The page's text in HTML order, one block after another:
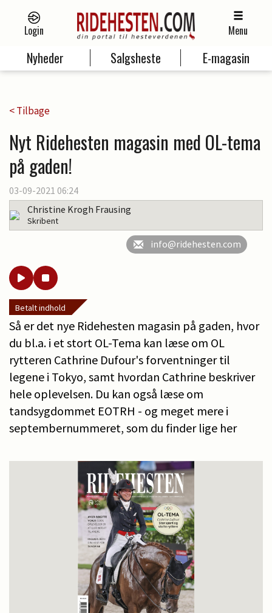
Login Menu
Nyheder Salgsheste E-magasin
< Tilbage
Nyt Ridehesten magasin med OL-tema
på gaden!
03-09-2021 06:24
Christine Krogh Frausing
Skribent
info@ridehesten.com
Betalt indhold
Så er det nye Ridehesten magasin på gaden, hvor
du bl.a. i et stort OL-Tema kan læse om OL
rytteren Cathrine Dufour's forventninger til
legene i Tokyo, samt hvordan Cathrine beskriver
hele oplevelsen. Du kan også læse om
tandsygdommet EOTRH - og meget mere i
septembernummeret, som du finder lige her